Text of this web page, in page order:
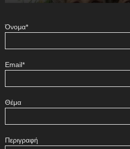
Όνομα*
Email*
Θέμα
Περιγραφή